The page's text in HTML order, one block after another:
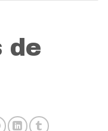
de